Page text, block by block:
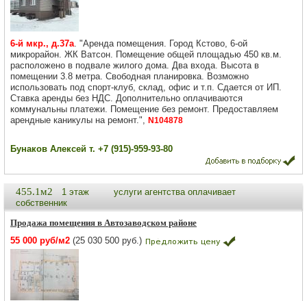
6-й мкр., д.37а. "Аренда помещения. Город Кстово, 6-ой
микрорайон. ЖК Ватсон. Помещение общей площадью 450 кв.м.
расположено в подвале жилого дома. Два входа. Высота в
помещении 3.8 метра. Свободная планировка. Возможно
использовать под спорт-клуб, склад, офис и т.п. Сдается от ИП.
Ставка аренды без НДС. Дополнительно оплачиваются
коммунальны платежи. Помещение без ремонт. Предоставляем
арендные каникулы на ремонт.", N104878
Бунаков Алексей т. +7 (915)-959-93-80
455.1м2 1 этаж
услуги агентства оплачивает
собственник
Продажа помещения в Автозаводском районе
55 000 руб/м2 (25 030 500 руб.)